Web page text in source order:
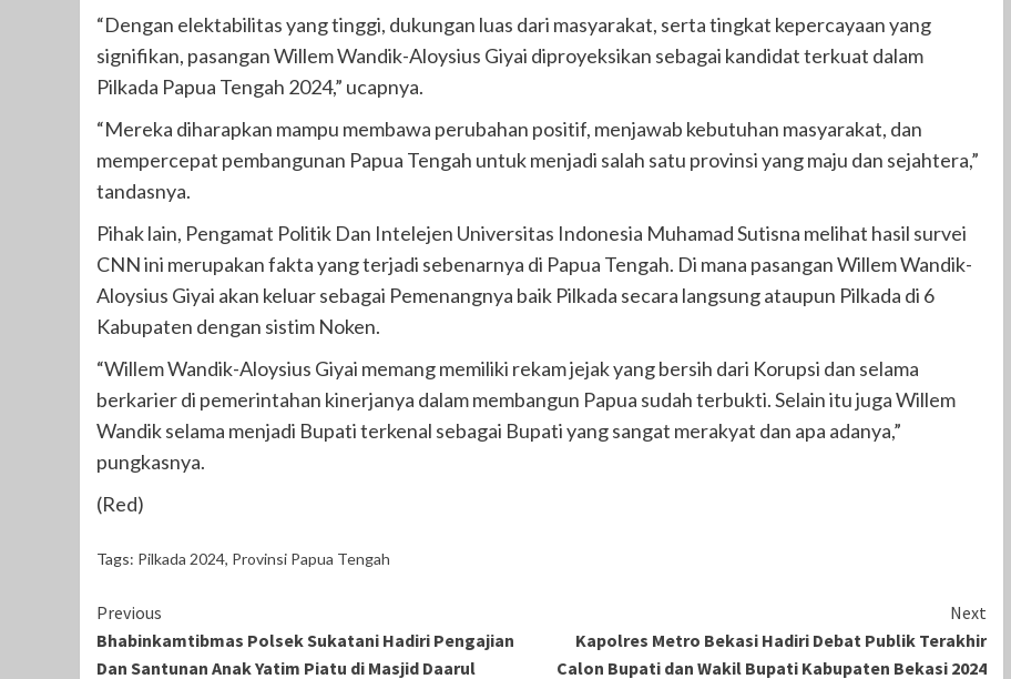
“Dengan elektabilitas yang tinggi, dukungan luas dari masyarakat, serta tingkat kepercayaan yang
signifikan, pasangan Willem Wandik-Aloysius Giyai diproyeksikan sebagai kandidat terkuat dalam
Pilkada Papua Tengah 2024,” ucapnya.
“Mereka diharapkan mampu membawa perubahan positif, menjawab kebutuhan masyarakat, dan
mempercepat pembangunan Papua Tengah untuk menjadi salah satu provinsi yang maju dan sejahtera,”
tandasnya.
Pihak lain, Pengamat Politik Dan Intelejen Universitas Indonesia Muhamad Sutisna melihat hasil survei
CNN ini merupakan fakta yang terjadi sebenarnya di Papua Tengah. Di mana pasangan Willem Wandik-
Aloysius Giyai akan keluar sebagai Pemenangnya baik Pilkada secara langsung ataupun Pilkada di 6
Kabupaten dengan sistim Noken.
“Willem Wandik-Aloysius Giyai memang memiliki rekam jejak yang bersih dari Korupsi dan selama
berkarier di pemerintahan kinerjanya dalam membangun Papua sudah terbukti. Selain itu juga Willem
Wandik selama menjadi Bupati terkenal sebagai Bupati yang sangat merakyat dan apa adanya,”
pungkasnya.
(Red)
Tags: Pilkada 2024, Provinsi Papua Tengah
Continue
Reading
Previous
Bhabinkamtibmas Polsek Sukatani Hadiri Pengajian
Dan Santunan Anak Yatim Piatu di Masjid Daarul
Next
Kapolres Metro Bekasi Hadiri Debat Publik Terakhir
Calon Bupati dan Wakil Bupati Kabupaten Bekasi 2024